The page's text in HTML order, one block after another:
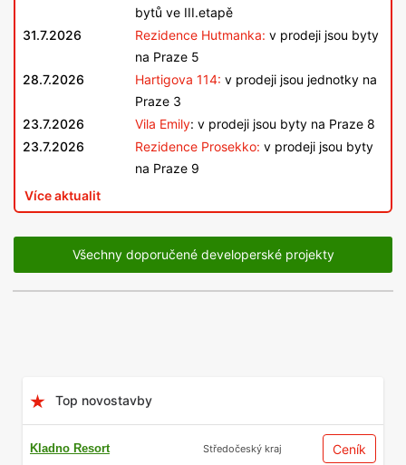
bytů ve III.etapě
31.7.2026
Rezidence Hutmanka: v prodeji jsou byty
na Praze 5
28.7.2026
Hartigova 114: v prodeji jsou jednotky na
Praze 3
23.7.2026
Vila Emily: v prodeji jsou byty na Praze 8
23.7.2026
Rezidence Prosekko: v prodeji jsou byty
na Praze 9
Více aktualit
Všechny doporučené developerské projekty
Top novostavby
Kladno Resort Středočeský kraj Ceník